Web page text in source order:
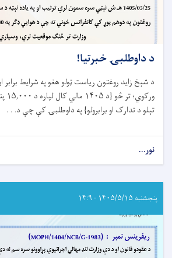
د داوطلبۍ خبرتیا!
د شېخ زاید روغتون ریاست ټولو هغو په شرایط برابر
ورکوي؛ تر څو {د ۱۴۰۵ مالي کال لپاره د ۱۵,۰۰۰
تېلو د تدارک او برابرولو} په داوطلبۍ کې چې د. . .
نور...
د
خبرتیا!
پنجشنبه ۱۴۰۵/۵/۱۵ - ۱۴:۹